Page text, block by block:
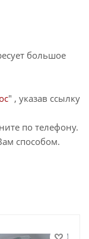
большое
" , указав ссылку
по телефону.
способом.